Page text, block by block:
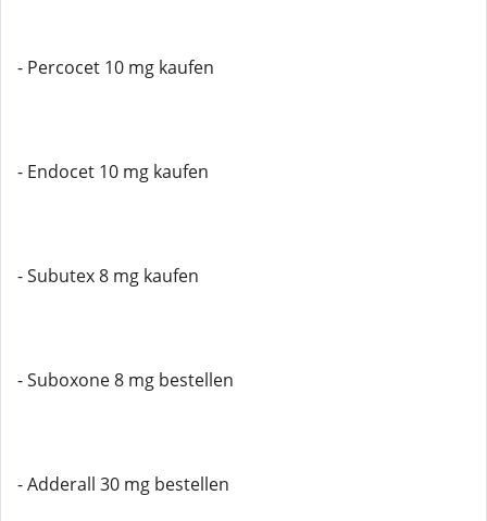
- Percocet 10 mg kaufen
- Endocet 10 mg kaufen
- Subutex 8 mg kaufen
- Suboxone 8 mg bestellen
- Adderall 30 mg bestellen